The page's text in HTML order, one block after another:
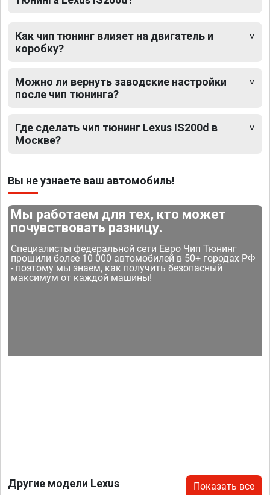
Как чип тюнинг влияет на двигатель и
коробку?
Можно ли вернуть заводские настройки
после чип тюнинга?
Где сделать чип тюнинг Lexus IS200d в
Москве?
Вы не узнаете ваш автомобиль!
Мы работаем для тех, кто может
почувствовать разницу.
Специалисты федеральной сети Евро Чип Тюнинг
прошили более 10 000 автомобилей в 50+ городах РФ
- поэтому мы знаем, как получить безопасный
максимум от каждой машины!
Другие модели Lexus Показать все